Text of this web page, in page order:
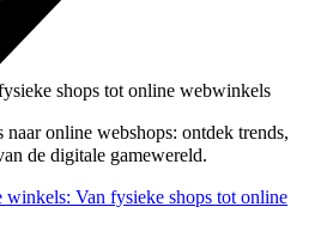
shops tot online webwinkels
online webshops: ontdek trends,
de digitale gamewereld.
winkels: Van fysieke shops tot online